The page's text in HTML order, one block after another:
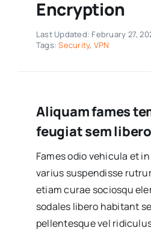
Encryption
Last Updated: February 27,
Tags:Security, VPN
Aliquam fames
feugiat sem
Fames odio vehicula et
varius suspendisse
etiam curae sociosqu
sodales libero habitant
pellentesque vel